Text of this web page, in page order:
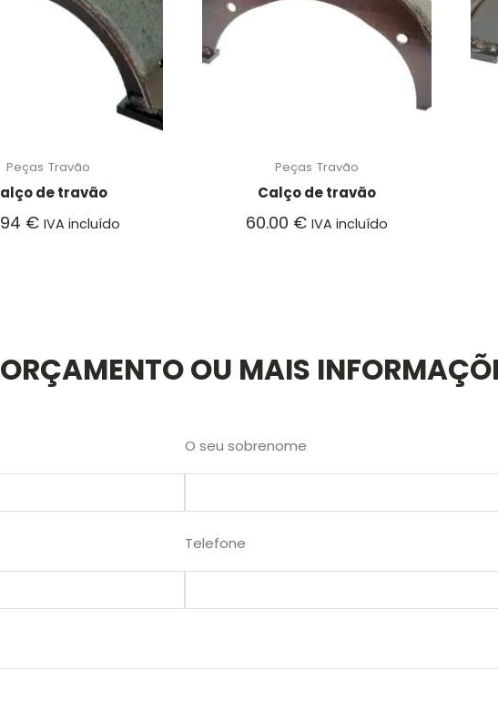
Peças Travão
de travão
€ IVA incluído
Peças Travão
Calço de travão
60.00 € IVA incluído
OU MAIS
O seu sobrenome
Telefone